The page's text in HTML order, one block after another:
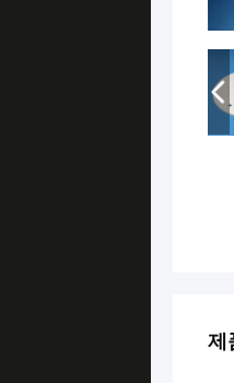
제